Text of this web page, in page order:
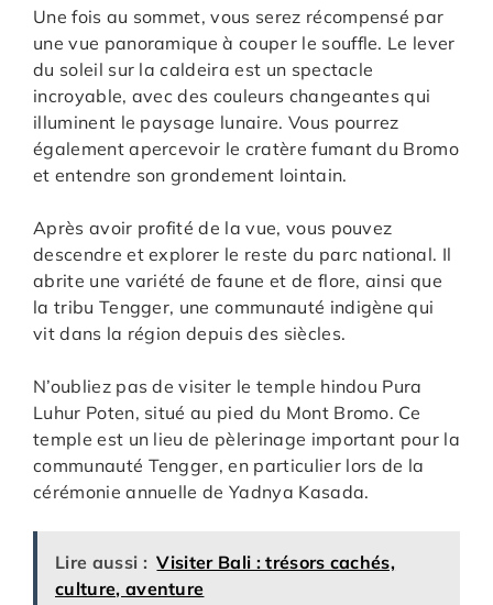
Une fois au sommet, vous serez récompensé par
une vue panoramique à couper le souffle. Le lever
du soleil sur la caldeira est un spectacle
incroyable, avec des couleurs changeantes qui
illuminent le paysage lunaire. Vous pourrez
également apercevoir le cratère fumant du Bromo
et entendre son grondement lointain.
Après avoir profité de la vue, vous pouvez
descendre et explorer le reste du parc national. Il
abrite une variété de faune et de flore, ainsi que
la tribu Tengger, une communauté indigène qui
vit dans la région depuis des siècles.
N’oubliez pas de visiter le temple hindou Pura
Luhur Poten, situé au pied du Mont Bromo. Ce
temple est un lieu de pèlerinage important pour la
communauté Tengger, en particulier lors de la
cérémonie annuelle de Yadnya Kasada.
Lire aussi : Visiter Bali : trésors cachés,
culture, aventure